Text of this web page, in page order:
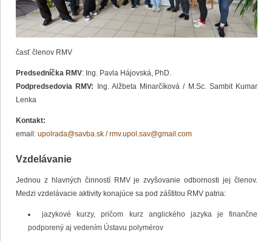
časť členov RMV
Predsedníčka RMV: Ing. Pavla Hájovská, PhD.
Podpredsedovia RMV: Ing. Alžbeta Minarčíková / M.Sc. Sambit Kumar
Lenka
Kontakt:
email: upolrada@savba.sk /rmv.upol.sav@gmail.com
Vzdelávanie
Jednou z hlavných činností RMV je zvyšovanie odbornosti jej členov.
Medzi vzdelávacie aktivity konajúce sa pod záštitou RMV patria:
jazykové kurzy, pričom kurz anglického jazyka je finančne
podporený aj vedením Ústavu polymérov